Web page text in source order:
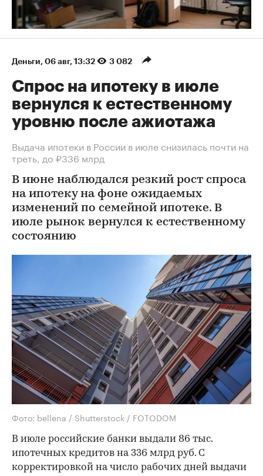
Деньги 06 авг, 13:32 3 082
Спрос на ипотеку в июле
вернулся к естественному
уровню после ажиотажа
Выдача ипотеки в России в июле снизилась почти на
треть, до ₽336 млрд
В июне наблюдался резкий рост спроса
на ипотеку на фоне ожидаемых
изменений по семейной ипотеке. В
июле рынок вернулся к естественному
состоянию
Фото: bellena / Shutterstock / FOTODOM
В июле российские банки выдали 86 тыс.
ипотечных кредитов на 336 млрд руб. С
корректировкой на число рабочих дней выдачи